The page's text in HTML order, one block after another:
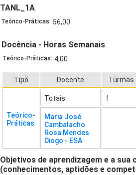
TANL_1A
Teórico-Práticas: 56,00
Docência - Horas Semanais
Teórico-Práticas: 4,00
Tipo Docente Turmas
Teórico-
Práticas
Totais 1
Maria José
Cambalacho
Rosa Mendes
Diogo - ESA
Objetivos de aprendizagem e a
(conhecimentos, aptidões e